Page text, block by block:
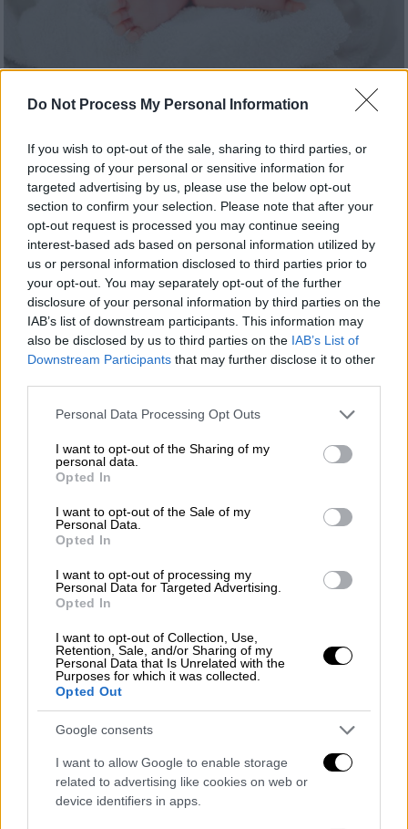
Do Not Process My Personal Information
If you wish to opt-out of the sale, sharing to third parties, or
processing of your personal or sensitive information for
targeted advertising by us, please use the below opt-out
section to confirm your selection. Please note that after your
opt-out request is processed you may continue seeing
interest-based ads based on personal information utilized by
us or personal information disclosed to third parties prior to
your opt-out. You may separately opt-out of the further
disclosure of your personal information by third parties on the
IAB’s list of downstream participants. This information may
also be disclosed by us to third parties on the IAB’s List of
Downstream Participants that may further disclose it to other
Please note that this website/app uses one or more Google
not limited to your visit or usage behaviour. You may click to
grant or deny consent to Google and its third-party tags to
use your data for below specified purposes in below Google
consent section.
Personal Data Processing Opt Outs
I want to opt-out of the Sharing of my
personal data.
Opted In
I want to opt-out of the Sale of my
Personal Data.
Opted In
I want to opt-out of processing my
Personal Data for Targeted Advertising.
Opted In
I want to opt-out of Collection, Use,
Retention, Sale, and/or Sharing of my
Personal Data that Is Unrelated with the
Purposes for which it was collected.
Opted Out
Google consents
I want to allow Google to enable storage
related to advertising like cookies on web or
device identifiers in apps.
Νεκρό βρέφος στην Πάρο: «Στην πραγματικότητα ήρθε νεκρό
στο Κέντρο Υγείας» (UNSPLASH)
Προσθέστε το ΕΘΝΟΣ στη Google
Μια ανείπωτη τραγωδία σημειώθηκε στη
Λάρισα όπου βρέφος ενός μηνός κατέληξε
νεκρό.
ΔΙΑΒΑΣΤΕ ΕΠΙΣΗΣ
Ελλάδα|23.10.2025 07:47
Θρίλερ με τον θάνατο της 16χρονης
στο Γκάζι: Γιατί δεν ενημερώθηκε η
ΕΛΑΣ άμεσα - Οι 3 κλήσεις στο ΕΚΑΒ
για μέθη
Το χρονικό
Σύμφωνα με τοlarissanet.gr.το περιστατικό
συνέβη στο Αργυροπούλι Τυρνάβου όταν η
γιαγιά, με την οποία διέμενε το κοριτσάκι,
διαπίστωσε πως κάτι δεν πήγαινε καλά.
Αμέσως η γυναίκα μετέφερε το μωρό στο
Κέντρο Υγείας Τυρνάβου και εκεί σήμανε
συναγερμός.
Με ασθενοφόρο τουΕΚΑΒτο βρέφος
διακομίστηκε στο Γενικό Νοσοκομείο
Λάρισας, όπου διαπιστώθηκε ο θάνατός του.